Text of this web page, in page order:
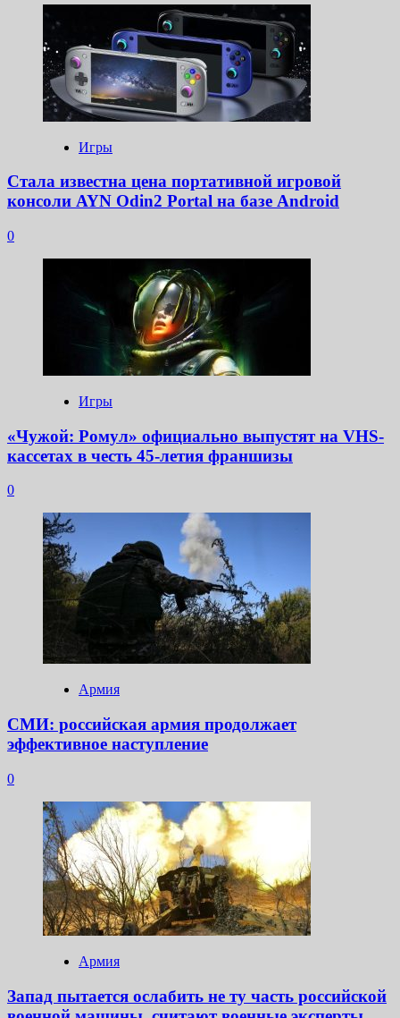
Игры
Стала известна цена портативной игровой
консоли AYN Odin2 Portal на базе Android
0
Игры
«Чужой: Ромул» официально выпустят на VHS-
кассетах в честь 45-летия франшизы
0
Армия
СМИ: российская армия продолжает
эффективное наступление
0
Армия
Запад пытается ослабить не ту часть российской